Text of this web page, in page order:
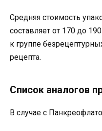
Средняя стоимость
составляет от 170 до
к группе
рецепта.
Список аналогов
В случае с